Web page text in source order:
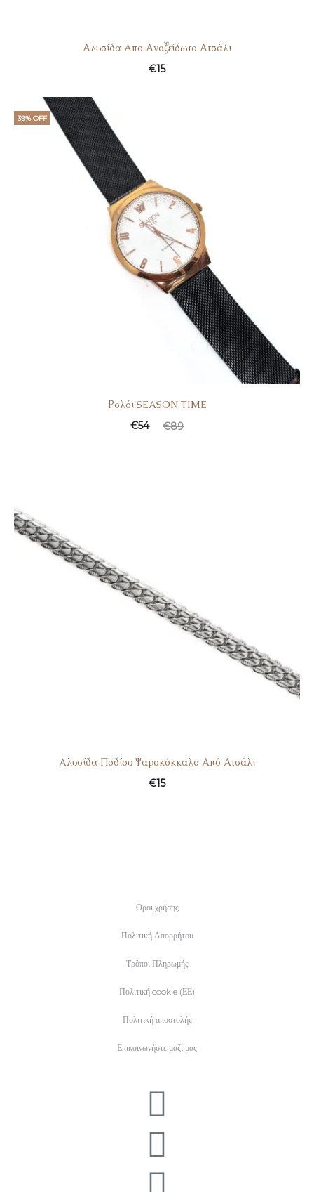
Αλυσίδα Aπο Ανοξείδωτο Ατσάλι
€15
39% OFF
Ρολόι SEASON TIME
€89
€54
Aλυσίδα Ποδίου Ψαροκόκκαλο Από Ατσάλι
€15
Οροι χρήσης
Πολιτική Απορρήτου
Τρόποι Πληρωμής
Πολιτική cookie (ΕΕ)
Πολιτική αποστολής
Επικοινωνήστε μαζί μας